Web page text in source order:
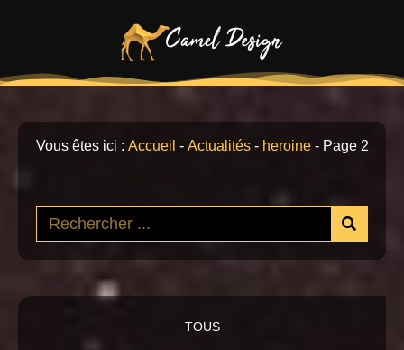
Vous êtes ici : Accueil - Actualités - heroine - Page 2
TOUS